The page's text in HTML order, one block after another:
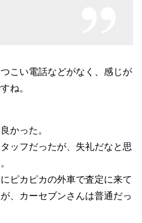
こい電話などがなく、感じが
ね。
かった。
ッフだったが、失礼だなと思
ピカピカの外車で査定に来て
、カーセブンさんは普通だっ